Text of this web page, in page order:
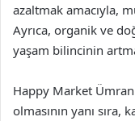
azaltmak amacıyla,
Ayrıca, organik ve
yaşam bilincinin
Happy Market
olmasının yanı sıra,